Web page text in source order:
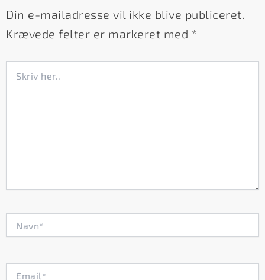
Din e-mailadresse vil ikke blive publiceret.
Krævede felter er markeret med *
her..